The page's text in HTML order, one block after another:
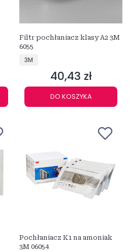
Filtr pochłaniacz klasy A2 3M
6055
PRODUCENT
3M
Cena
40,43 zł
DO KOSZYKA
Pochłaniacz K1 na amoniak
3M 06054